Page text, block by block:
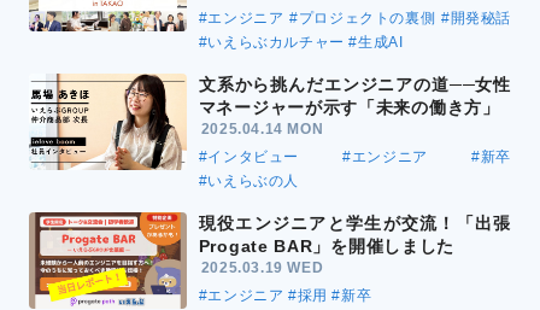
#エンジニア #プロジェクトの裏側 #開発秘話
#いえらぶカルチャー #生成AI
文系から挑んだエンジニアの道──女性
マネージャーが示す「未来の働き方」
2025.04.14 MON
#インタビュー
#エンジニア
#新卒
#いえらぶの人
現役エンジニアと学生が交流！「出張
Progate BAR」を開催しました
2025.03.19 WED
#エンジニア #採用 #新卒